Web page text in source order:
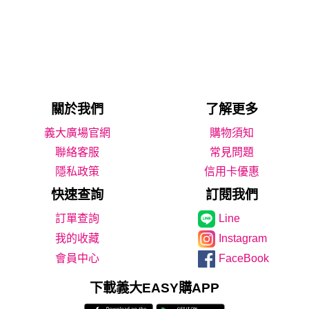
關於我們 了解更多
義大廣場官網
購物須知
聯絡客服
常見問題
隱私政策
信用卡優惠
快速查詢 訂閱我們
Line
我的收藏
Instagram
會員中心
FaceBook
下載義大EASY購APP